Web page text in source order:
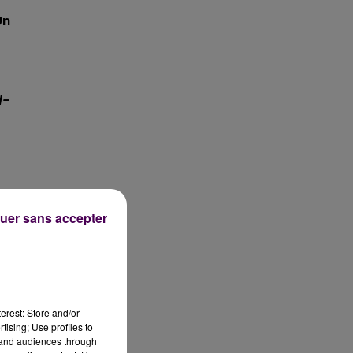
Store and/or
Use profiles to
audiences through
sans accepter